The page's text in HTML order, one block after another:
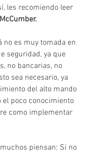
les recomiendo leer
no es muy tomada en
seguridad, ya que
no bancarias, no
sea necesario, ya
del alto mando
el poco conocimiento
como implementar
piensan: Si no